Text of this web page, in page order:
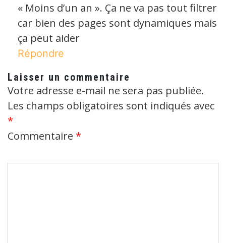
« Moins d’un an ». Ça ne va pas tout filtrer
car bien des pages sont dynamiques mais
ça peut aider
Répondre
Laisser un commentaire
Votre adresse e-mail ne sera pas publiée.
Les champs obligatoires sont indiqués avec
*
Commentaire *